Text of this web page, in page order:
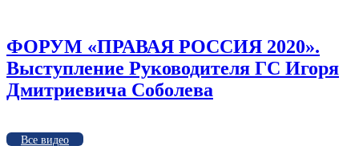
ФОРУМ «ПРАВАЯ РОССИЯ 2020».
Выступление Руководителя ГС Игоря
Дмитриевича Соболева
Все видео